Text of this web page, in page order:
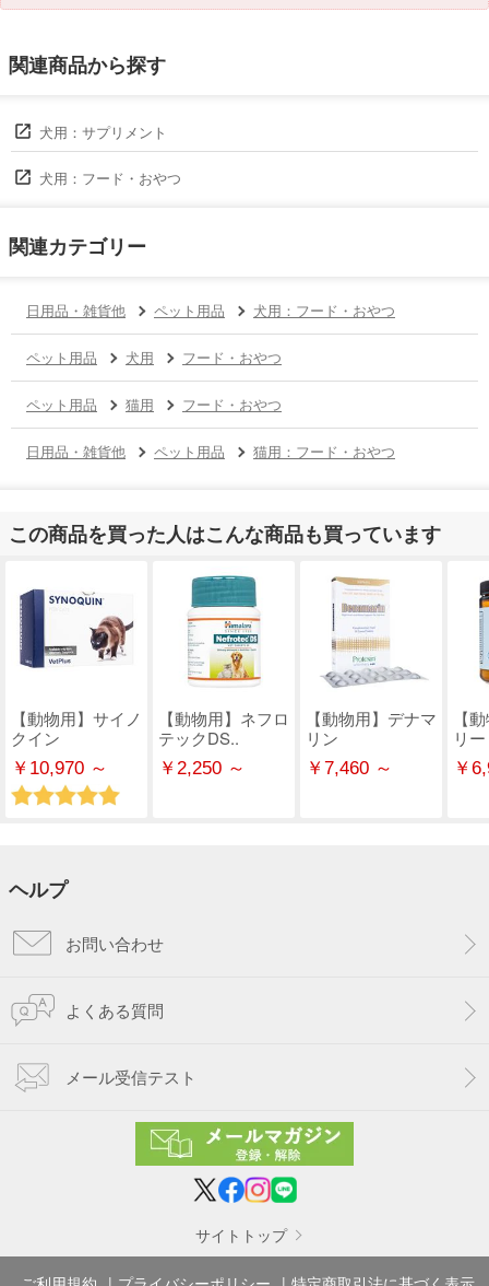
関連商品から探す
犬用：サプリメント
犬用：フード・おやつ
関連カテゴリー
日用品・雑貨他 ペット用品 犬用：フード・おやつ
ペット用品 犬用 フード・おやつ
ペット用品 猫用 フード・おやつ
日用品・雑貨他 ペット用品 猫用：フード・おやつ
この商品を買った人はこんな商品も買っています
【動物用】サイノ
クイン
￥10,970 ～
【動物用】ネフロ
テックDS..
￥2,250 ～
【動物用】デナマ
リン
￥7,460 ～
【
リ
￥
ヘルプ
お問い合わせ
よくある質問
メール受信テスト
サイトトップ